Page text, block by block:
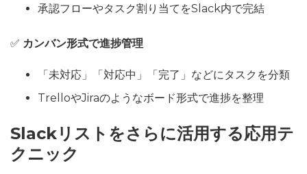
承認フローやタスク割り当てをSlack内で完結
✅ カンバン形式で進捗管理
「未対応」「対応中」「完了」などにタスクを分類
TrelloやJiraのようなボード形式で進捗を整理
Slackリストをさらに活用する応用テ
クニック